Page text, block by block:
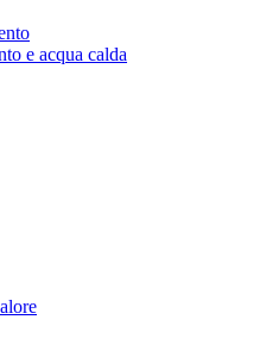
e acqua calda